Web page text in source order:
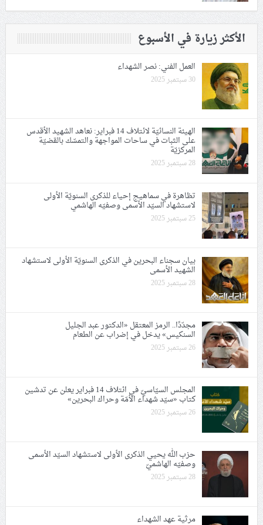
الأكثر زيارة في الأسبوع
العمل الفني: نصر الشهداء
30 سبتمبر 2025
الهيئة النسائيّة لائتلاف 14 فبراير: نعاهد الشهيد الأقدس
على الثبات في ساحات المواجهة والتمسّك بالقضيّة
المركزيّة
28 سبتمبر 2025
تظاهرة في سماهيج إحياء للذكرى السنويّة الأولى
لاستشهاد السيّد الأسمى وصفيّه الهاشمي
25 سبتمبر 2025
بيان سجناء البحرين في الذكرى السنويّة الأولى لاستشهاد
الشهيد الأسمى
28 سبتمبر 2025
مجدّدًا.. الرمز المعتقل «الدكتور عبد الجليل
السنكيس» يدخل في إضراب عن الطعام
26 سبتمبر 2025
المجلس السيّاسيّ في ائتلاف 14 فبراير يعلن عن تدشين
كتاب «سيّد شهداء الأمّة وحراك البحرين»
26 سبتمبر 2025
حزب الله يحيي الذكرى الأولى لاستشهاد السيّد الأسمى
وصفيّه الهاشميّ
28 سبتمبر 2025
مرثية عهد الشهداء